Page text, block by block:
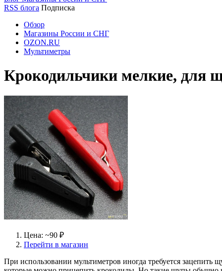
RSS блога Подписка
Обзор
Магазины России и СНГ
OZON.RU
Мультиметры
Крокодильчики мелкие, для
Цена: ~90 ₽
Перейти в магазин
При использовании мультиметров иногда требуется